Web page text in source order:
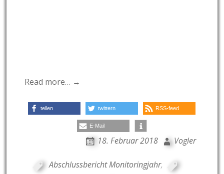
Read more… →
teilen twittern RSS-feed
E-Mail
18. Februar 2018 Vogler
Abschlussbericht Monitoringjahr,